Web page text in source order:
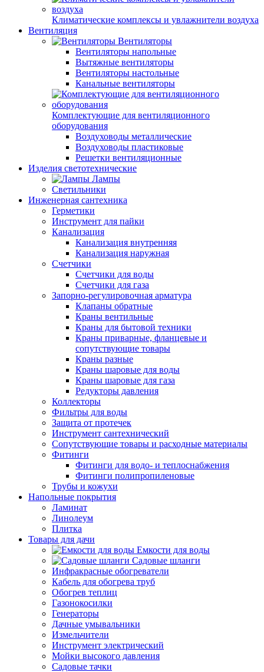
Климатические комплексы и увлажнители воздуха
Вентиляция
Вентиляторы
Вентиляторы напольные
Вытяжные вентиляторы
Вентиляторы настольные
Канальные вентиляторы
Комплектующие для вентиляционного
оборудования
Воздуховоды металлические
Воздуховоды пластиковые
Решетки вентиляционные
Изделия светотехнические
Лампы
Светильники
Инженерная сантехника
Герметики
Инструмент для пайки
Канализация
Канализация внутренняя
Канализация наружная
Счетчики
Счетчики для воды
Счетчики для газа
Запорно-регулировочная арматура
Клапаны обратные
Краны вентильные
Краны для бытовой техники
Краны приварные, фланцевые и
сопутствующие товары
Краны разные
Краны шаровые для воды
Краны шаровые для газа
Редукторы давления
Коллекторы
Фильтры для воды
Защита от протечек
Инструмент сантехнический
Сопутствующие товары и расходные материалы
Фитинги
Фитинги для водо- и теплоснабжения
Фитинги полипропиленовые
Трубы и кожухи
Напольные покрытия
Ламинат
Линолеум
Плитка
Товары для дачи
Емкости для воды
Садовые шланги
Инфракрасные обогреватели
Кабель для обогрева труб
Обогрев теплиц
Газонокосилки
Генераторы
Дачные умывальники
Измельчители
Инструмент электрический
Мойки высокого давления
Садовые тачки